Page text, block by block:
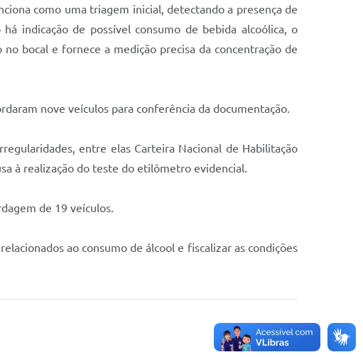
como uma triagem inicial, detectando a presença de
indicação de possível consumo de bebida alcoólica, o
bocal e fornece a medição precisa da concentração de
nove veículos para conferência da documentação.
entre elas Carteira Nacional de Habilitação
à realização do teste do etilômetro evidencial.
de 19 veículos.
ao consumo de álcool e fiscalizar as condições